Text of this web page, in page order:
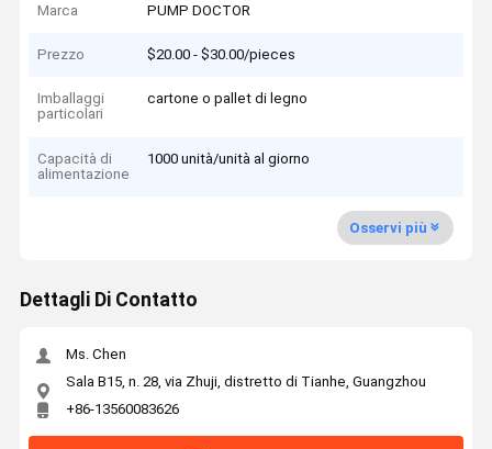
Marca PUMP DOCTOR
Prezzo $20.00 - $30.00/pieces
Imballaggi
particolari
cartone o pallet di legno
Capacità di
alimentazione
1000 unità/unità al giorno
Osservi più
Dettagli Di Contatto
Ms. Chen
Sala B15, n. 28, via Zhuji, distretto di Tianhe, Guangzhou
+86-13560083626